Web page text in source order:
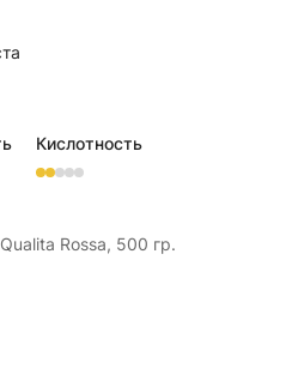
Кислотность
Rossa, 500 гр.